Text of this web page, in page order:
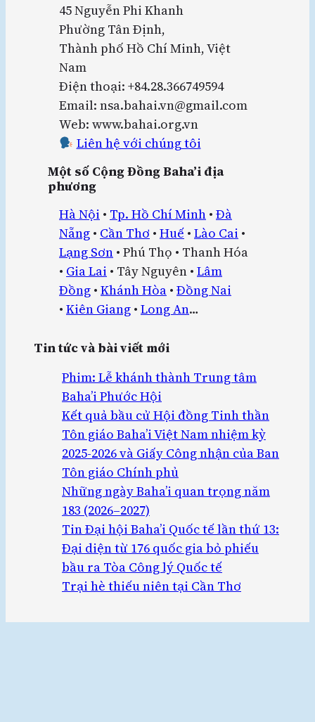
45 Nguyễn Phi Khanh
Phường Tân Định,
Thành phố Hồ Chí Minh, Việt
Nam
Điện thoại: +84.28.366749594
Email: nsa.bahai.vn@gmail.com
Web: www.bahai.org.vn
Liên hệ với chúng tôi
Một số Cộng Đồng Baha’i địa
phương
Hà Nội • Tp. Hồ Chí Minh • Đà
Nẵng • Cần Thơ • Huế • Lào Cai •
Lạng Sơn • Phú Thọ • Thanh Hóa
• Gia Lai • Tây Nguyên • Lâm
Đồng • Khánh Hòa • Đồng Nai
• Kiên Giang • Long An…
Tin tức và bài viết mới
Phim: Lễ khánh thành Trung tâm
Baha’i Phước Hội
Kết quả bầu cử Hội đồng Tinh thần
Tôn giáo Baha’i Việt Nam nhiệm kỳ
2025-2026 và Giấy Công nhận của Ban
Tôn giáo Chính phủ
Những ngày Baha’i quan trọng năm
183 (2026–2027)
Tin Đại hội Baha’i Quốc tế lần thứ 13:
Đại diện từ 176 quốc gia bỏ phiếu
bầu ra Tòa Công lý Quốc tế
Trại hè thiếu niên tại Cần Thơ